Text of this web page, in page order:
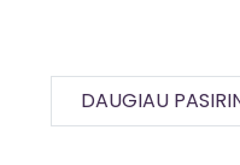
DAUGIAU